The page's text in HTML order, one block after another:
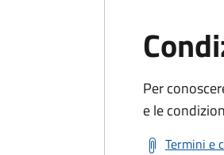
Per
e le
Termini e